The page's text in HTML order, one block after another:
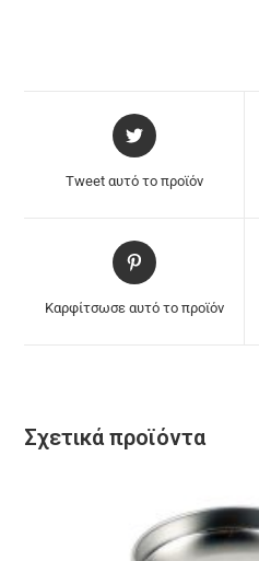
Tweet αυτό το προϊόν
Καρφίτσωσε αυτό το προϊόν
Σχετικά προϊόντα